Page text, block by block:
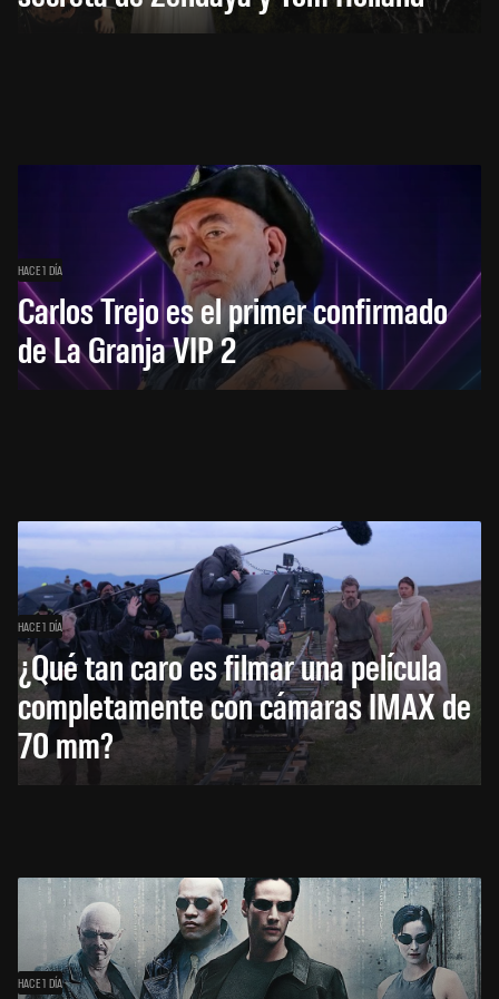
HACE 1 DÍA
Carlos Trejo es el primer confirmado
de La Granja VIP 2
HACE 1 DÍA
¿Qué tan caro es filmar una película
completamente con cámaras IMAX de
70 mm?
HACE 1 DÍA